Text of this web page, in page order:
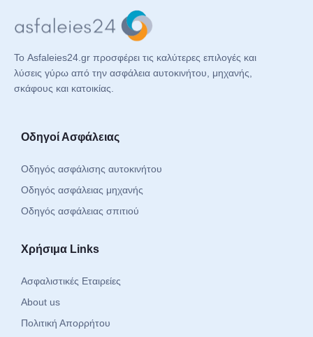
Το Asfaleies24.gr προσφέρει τις καλύτερες επιλογές και
λύσεις γύρω από την ασφάλεια αυτοκινήτου, μηχανής,
σκάφους και κατοικίας.
Οδηγοί Ασφάλειας
Οδηγός ασφάλισης αυτοκινήτου
Οδηγός ασφάλειας μηχανής
Οδηγός ασφάλειας σπιτιού
Χρήσιμα Links
Ασφαλιστικές Εταιρείες
About us
Πολιτική Απορρήτου